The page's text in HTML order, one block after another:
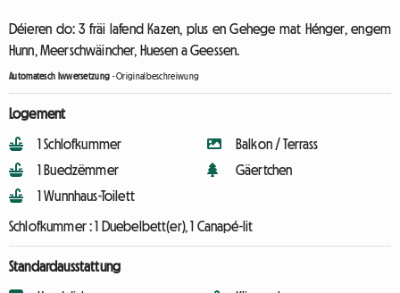
Déieren do: 3 fräi lafend Kazen, plus en Gehege mat Hénger, engem
Hunn, Meerschwäincher, Huesen a Geessen.
Automatesch Iwwersetzung -Originalbeschreiwung
Logement
1 Schlofkummer
1 Buedzëmmer
1 Wunnhaus-Toilett
Balkon / Terrass
Gäertchen
Schlofkummer :1 Duebelbett(er), 1 Canapé-lit
Standardausstattung